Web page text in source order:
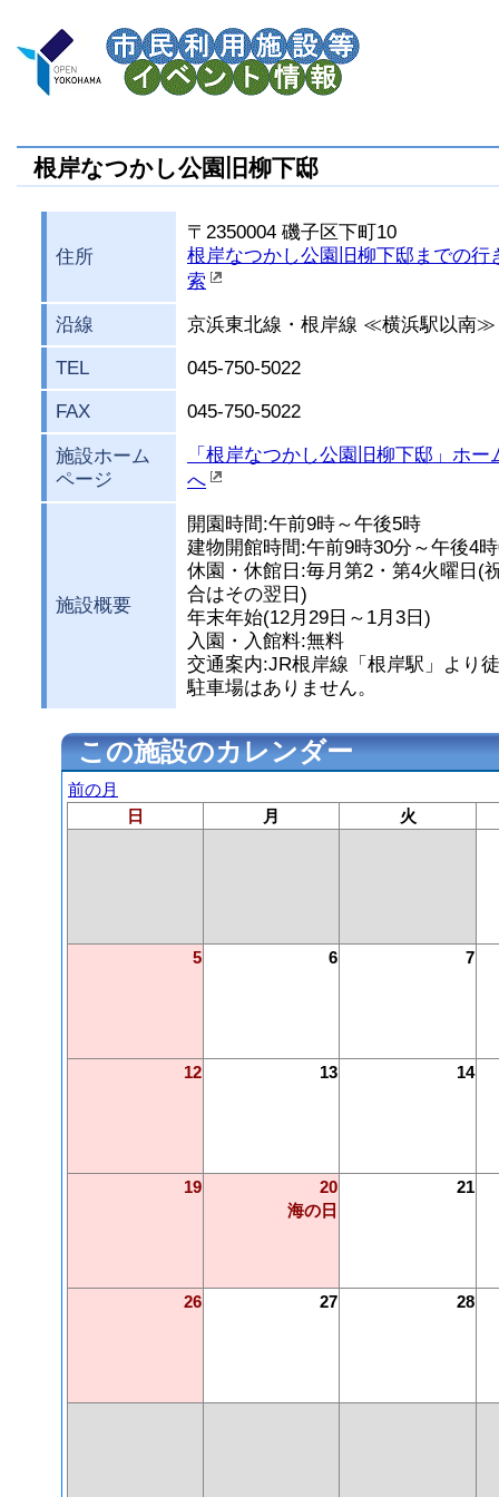
根岸なつかし公園旧柳下邸
住所
〒2350004 磯子区下町10
根岸なつかし公園旧柳下邸までの行
索
沿線 京浜東北線・根岸線 ≪横浜駅以南≫
TEL 045-750-5022
FAX 045-750-5022
施設ホーム
ページ
「根岸なつかし公園旧柳下邸」ホー
へ
施設概要
開園時間:午前9時～午後5時
建物開館時間:午前9時30分～午後4
休園・休館日:毎月第2・第4火曜日(
合はその翌日)
年末年始(12月29日～1月3日)
入園・入館料:無料
交通案内:JR根岸線「根岸駅」より
駐車場はありません。
この施設のカレンダー
前の月
日
月 火
5 6 7
12 13 14
19
20
海の日
21
26 27 28